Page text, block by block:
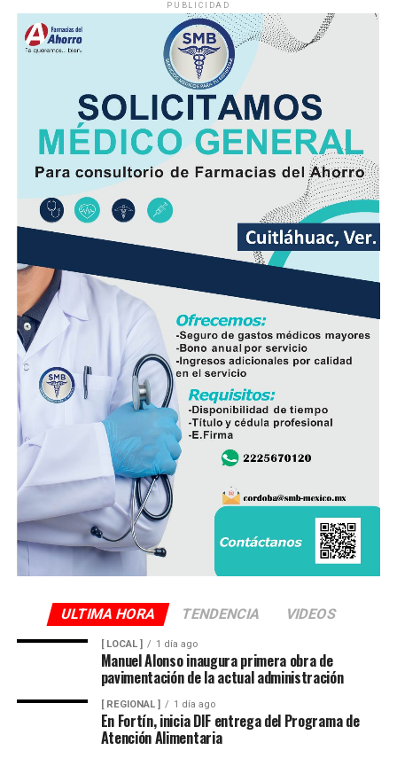
movilizó a corporaciones de seguridad para tratar de
ubicar tanto al responsable como al vehículo.
Minutos después, el autobús fue encontrado
abandonado en el cruce de la calle 26 y la avenida 9, en
la colonia San José, donde quedó bajo resguardo de las
autoridades como parte de las investigaciones.
Elementos de la Policía Municipal y Estatal acordonaron
el área del accidente para preservar los indicios, en
tanto personal de Tránsito Municipal realizó las
primeras diligencias para establecer la mecánica del
hecho.
Peritos de la Fiscalía General del Estado y agentes de la
Policía Ministerial llevaron a cabo el procesamiento de
la escena y ordenaron el levantamiento del cuerpo, que
fue trasladado al Servicio Médico Forense (Semefo),
donde permanece en espera de su identificación oficial.
La unidad involucrada fue asegurada y puesta a
disposición de la autoridad ministerial, que integró la
carpeta de investigación correspondiente para localizar
al conductor y determinar su responsabilidad en el
Las maniobras periciales obligaron al cierre parcial de la
circulación en ese sector del centro de la ciudad durante
varios minutos, generando afectaciones al tránsito
PUBLICIDAD
ULTIMA HORA TENDENCIA VIDEOS
[ LOCAL ] 1 día ago
Manuel Alonso inaugura primera obra de
pavimentación de la actual administración
[ REGIONAL ] 1 día ago
En Fortín, inicia DIF entrega del Programa de
Atención Alimentaria